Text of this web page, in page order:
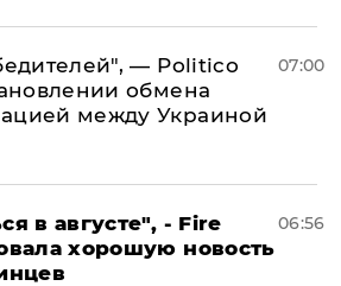
— Politico
обмена
между Украиной
07:00
в августе", - Fire
хорошую новость
06:56